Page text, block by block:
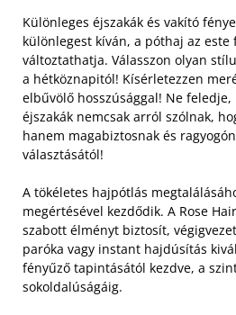
Különleges éjszakák és vakító
különlegest kíván, a póthaj az este
változtathatja. Válasszon olyan
a hétköznapitól! Kísérletezzen
elbűvölő hosszúsággal! Ne feledje,
éjszakák nemcsak arról szólnak,
hanem magabiztosnak és
választásától!
A tökéletes hajpótlás
megértésével kezdődik. A Rose
szabott élményt biztosít,
paróka vagy instant hajdúsítás
fényűző tapintásától kezdve, a
sokoldalúságáig.